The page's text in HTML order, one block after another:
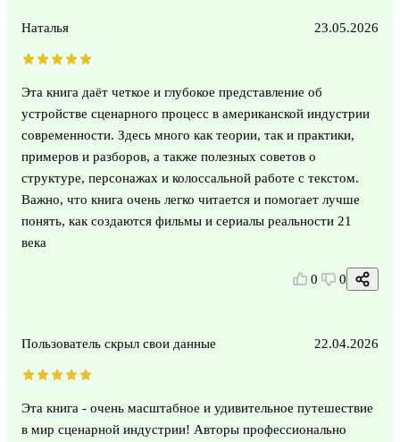
Наталья 23.05.2026
Эта книга даёт четкое и глубокое представление об
устройстве сценарного процесс в американской индустрии
современности. Здесь много как теории, так и практики,
примеров и разборов, а также полезных советов о
структуре, персонажах и колоссальной работе с текстом.
Важно, что книга очень легко читается и помогает лучше
понять, как создаются фильмы и сериалы реальности 21
века
0 0
Пользователь скрыл свои данные 22.04.2026
Эта книга - очень масштабное и удивительное путешествие
в мир сценарной индустрии! Авторы профессионально